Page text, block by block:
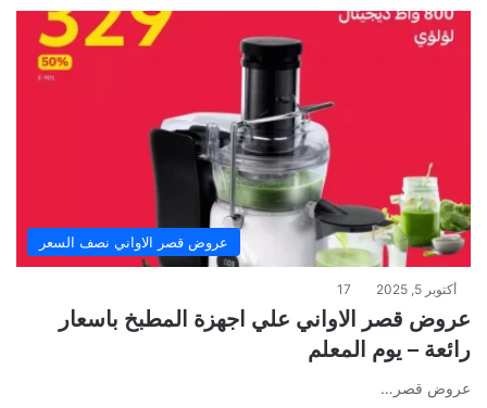
عروض قصر الاواني نصف السعر
أكتوبر 5, 2025 17
عروض قصر الاواني علي اجهزة المطبخ باسعار
رائعة – يوم المعلم
عروض قصر…